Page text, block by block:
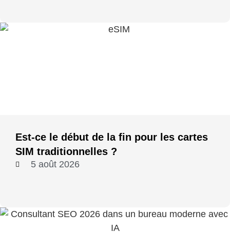
Est-ce le début de la fin pour les cartes
SIM traditionnelles ?
5 août 2026